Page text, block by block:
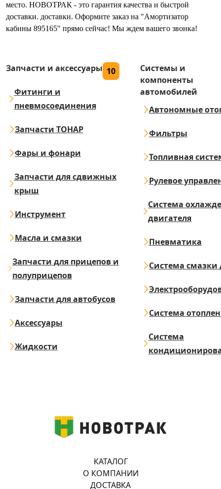
место. НОВОТРАК - это гарантия качества и быстрой
доставки. доставки. Оформите заказ на "Амортизатор
кабины 895165" прямо сейчас! Мы ждем вашего звонка!
Запчасти и аксессуары 10
Фитинги и
пневмосоединения
Запчасти ТОНАР
Фары и фонари
Запчасти для сдвижных
крыш
Инструмент
Масла и смазки
Запчасти для прицепов и
полуприцепов
Запчасти для автобусов
Аксессуары
Жидкости
Системы и
компоненты
автомобилей
Автономные
Фильтры
Топливная
Рулевое
Система
двигателя
Пневматика
Система смазки
Система
Система
КАТАЛОГ
О КОМПАНИИ
ДОСТАВКА